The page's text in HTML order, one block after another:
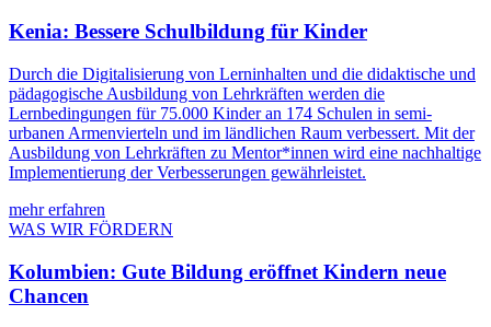
Kenia: Bessere Schulbildung für Kinder
Durch die Digitalisierung von Lerninhalten und die didaktische und
pädagogische Ausbildung von Lehrkräften werden die
Lernbedingungen für 75.000 Kinder an 174 Schulen in semi-
urbanen Armenvierteln und im ländlichen Raum verbessert. Mit der
Ausbildung von Lehrkräften zu Mentor*innen wird eine nachhaltige
Implementierung der Verbesserungen gewährleistet.
mehr erfahren
WAS WIR FÖRDERN
Kolumbien: Gute Bildung eröffnet Kindern neue
Chancen